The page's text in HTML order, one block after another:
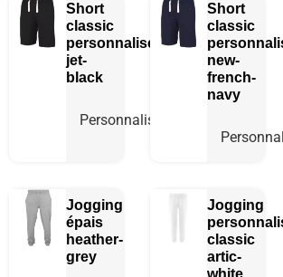
Short
classic
personnalisé
jet-
black
Personnaliser
Short
classic
new-
french-
navy
Jogging
épais
heather-
grey
Jogging
classic
artic-